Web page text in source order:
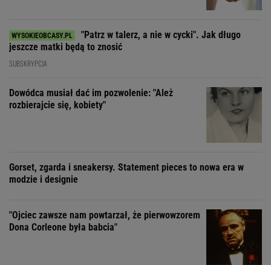
"Patrz w talerz, a nie w cycki". Jak długo
jeszcze matki będą to znosić
SUBSKRYPCJA
Dowódca musiał dać im pozwolenie: "Ależ
rozbierajcie się, kobiety"
Gorset, zgarda i sneakersy. Statement pieces to nowa era w
modzie i designie
"Ojciec zawsze nam powtarzał, że pierwowzorem
Dona Corleone była babcia"